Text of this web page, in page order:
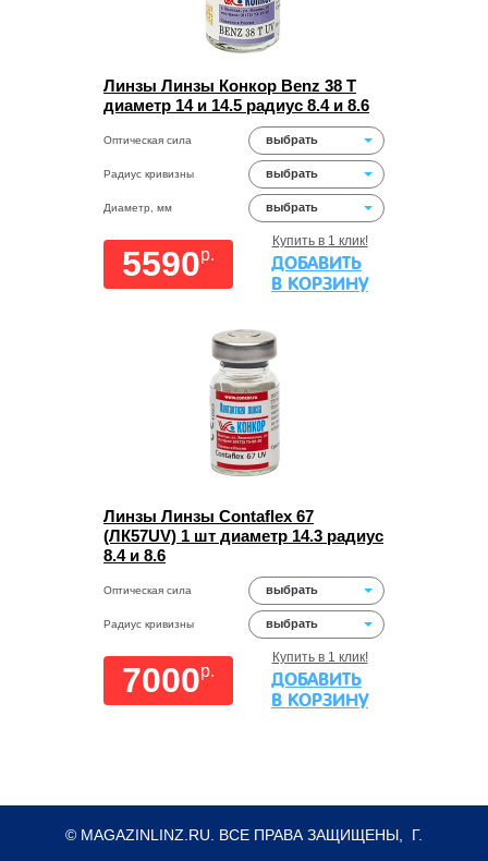
Линзы Линзы Конкор Benz 38 Т
диаметр 14 и 14.5 радиус 8.4 и 8.6
Оптическая сила выбрать
Радиус кривизны выбрать
Диаметр, мм выбрать
5590p.
Купить в 1 клик!
ДОБАВИТЬ
В КОРЗИНУ
Линзы Линзы Contaflex 67
(ЛК57UV) 1 шт диаметр 14.3 радиус
8.4 и 8.6
Оптическая сила выбрать
Радиус кривизны выбрать
7000p.
Купить в 1 клик!
ДОБАВИТЬ
В КОРЗИНУ
© MAGAZINLINZ.RU. ВСЕ ПРАВА ЗАЩИЩЕНЫ, Г.